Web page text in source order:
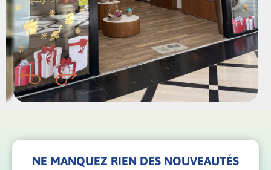
NE MANQUEZ RIEN DES NOUVEAUTÉS